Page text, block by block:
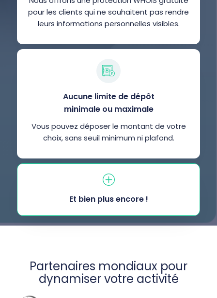
pour les clients qui ne souhaitent pas rendre
leurs informations personnelles visibles.
Aucune limite de dépôt
minimale ou maximale
Vous pouvez déposer le montant de votre
choix, sans seuil minimum ni plafond.
Et bien plus encore !
Partenaires mondiaux pour
dynamiser votre activité